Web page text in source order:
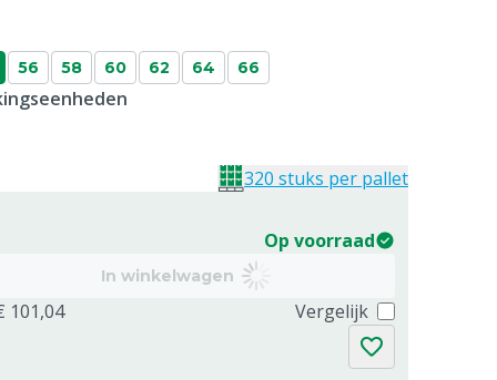
56 58 60 62 64 66
Op voorraad
In winkelwagen
101,04 Vergelijk
320 stuks per pallet